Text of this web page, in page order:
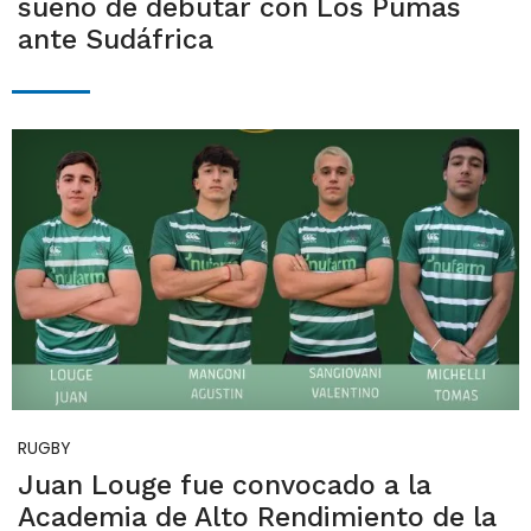
sueño de debutar con Los Pumas
ante Sudáfrica
RUGBY
Juan Louge fue convocado a la
Academia de Alto Rendimiento de la